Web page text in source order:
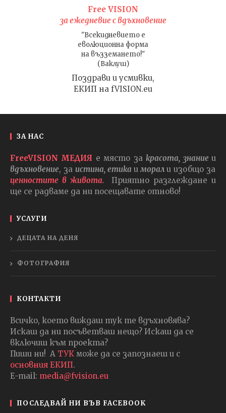
Free VISION
за ежедневие с вдъхновение
"Всекидневието е
еволюционна форма
на възземането!"
(Ваклуш)
Поздрави и усмивки,
ЕКИП на fVISION.eu
ЗА НАС
FreeVISION МЕДИЯ е място закрасота, знаниеи
вдъхновение, за истина, етика и морали изобщо за
ценностите в живота.
Приятно разглеждане и
ще се радваме да ни посещавате отново!
УСЛУГИ
ДЕЦАТА НА ДЕНЯ
ФОТОГРАФИЯ
КОНТАКТИ
Всичко, което виждаш тук те вдъхновява?
Искаш да ни посъветваш нещо? Искаш да се
включиш към проекта?
Пиши ни! А ТУК може да се запознаеш и с
основния ЕКИП.
E-mail: media@fvision.eu
ПОСЛЕДВАЙ НИ ВЪВ FACEBOOK